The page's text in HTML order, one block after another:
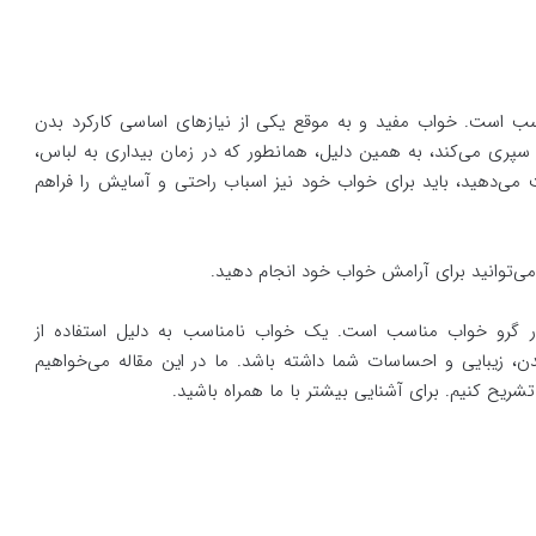
است. خواب مفید و به موقع یکی از نیاز‌‌‌‌های اساسی کارکرد بدن
می‌کند، به همین دلیل، همانطور که در زمان بیداری به لباس،
باید برای خواب خود نیز اسباب راحتی و آسایش را فراهم
برای آرامش خواب خود انجام دهید.
گرو خواب مناسب است. یک خواب نامناسب به دلیل استفاده از
زیبایی و احساسات شما داشته باشد. ما در این مقاله می‌خواهیم
کنیم. برای آشنایی بیشتر با ما همراه باشید.